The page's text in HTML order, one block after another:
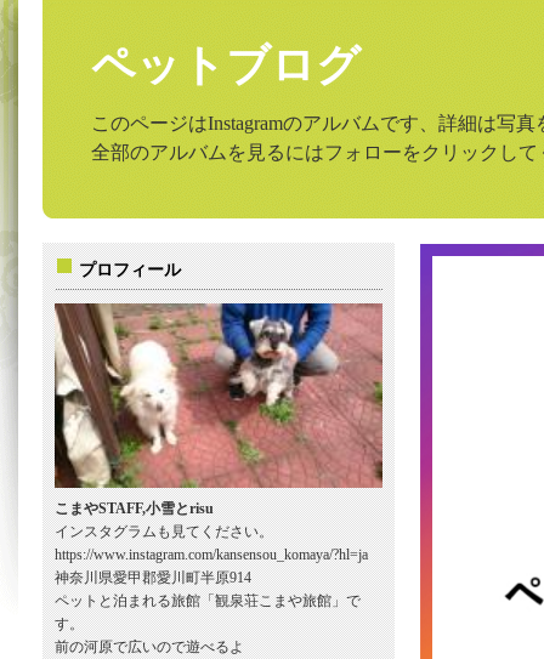
ペットブログ
このページはInstagramのアルバムです、詳細は写
全部のアルバムを見るにはフォローをクリックして
プロフィール
こまやSTAFF,小雪とrisu
インスタグラムも見てください。
https://www.instagram.com/kansensou_komaya/?hl=ja
神奈川県愛甲郡愛川町半原914
ペットと泊まれる旅館「観泉荘こまや旅館」で
す。
前の河原で広いので遊べるよ